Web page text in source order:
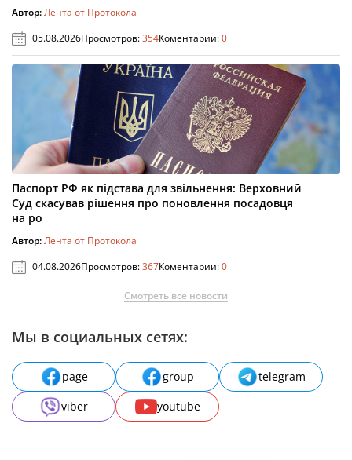
Автор:Лента от Протокола
05.08.2026Просмотров:354Коментарии:0
Паспорт РФ як підстава для звільнення: Верховний
Суд скасував рішення про поновлення посадовця
на ро
Автор:Лента от Протокола
04.08.2026Просмотров:367Коментарии:0
Смотреть все новости
Мы в социальных сетях:
page group
telegram
viber
youtube